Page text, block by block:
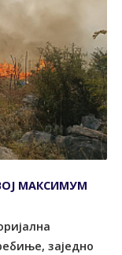
МАКСИМУМ
заједно